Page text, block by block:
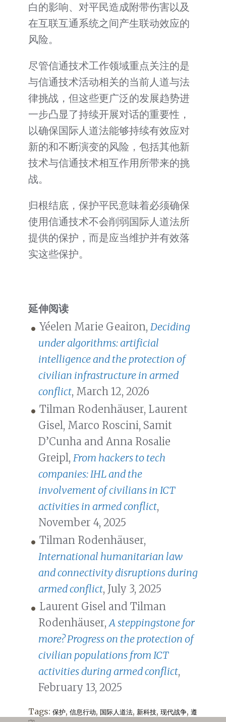
白的影响、对平民造成附带伤害以及
在互联互通系统之间产生联动效应的
风险。
尽管信通技术工作领域重点关注的是
与信通技术活动相关的当前人道与法
律挑战，但这些更广泛的发展趋势进
一步凸显了持续开展对话的重要性，
以确保国际人道法能够持续有效应对
新的和不断演变的风险，包括其他新
技术与信通技术相互作用所带来的挑
战。
归根结底，保护平民意味着必须确保
使用信通技术不会削弱国际人道法所
提供的保护，而是应当维护并有效落
实这些保护。
延伸阅读
Yéelen Marie Geairon, Deciding
under algorithms: artificial
intelligence and the protection of
civilian infrastructure in armed
conflict, March 12, 2026
Tilman Rodenhäuser, Laurent
Gisel, Marco Roscini, Samit
D’Cunha and Anna Rosalie
Greipl, From hackers to tech
companies: IHL and the
involvement of civilians in ICT
activities in armed conflict,
November 4, 2025
Tilman Rodenhäuser,
International humanitarian law
and connectivity disruptions during
armed conflict, July 3, 2025
Laurent Gisel and Tilman
Rodenhäuser, A steppingstone for
more? Progress on the protection of
civilian populations from ICT
activities during armed conflict,
February 13, 2025
Tags: 保护, 信息行动, 国际人道法, 新科技, 现代战争, 遵